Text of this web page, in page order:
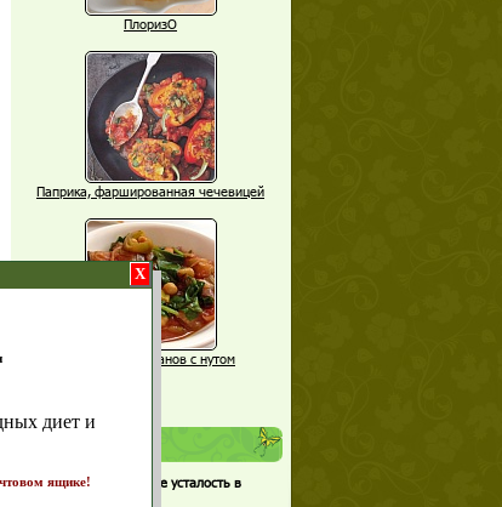
ПлоризО
Паприка, фаршированная чечевицей
Рагу из баклажанов с нутом
Часто ли вы чувствуете усталость в